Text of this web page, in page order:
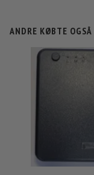
ANDRE KØBTE OGSÅ